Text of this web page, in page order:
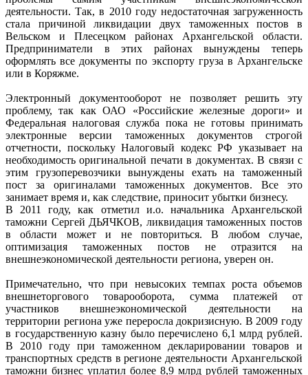
деятельности. Так, в 2010 году недостаточная загруженность
стала причиной ликвидации двух таможенных постов в
Вельском и Плесецком районах Архангельской области.
Предприниматели в этих районах вынуждены теперь
оформлять все документы по экспорту груза в Архангельске
или в Коряжме.
Электронный документооборот не позволяет решить эту
проблему, так как ОАО «Российские железные дороги» и
Федеральная налоговая служба пока не готовы принимать
электронные версии таможенных документов строгой
отчетности, поскольку Налоговый кодекс РФ указывает на
необходимость оригинальной печати в документах. В связи с
этим грузоперевозчики вынуждены ехать на таможенный
пост за оригиналами таможенных документов. Все это
занимает время и, как следствие, приносит убытки бизнесу.
В 2011 году, как отметил и.о. начальника Архангельской
таможни Сергей ДЬЯЧКОВ, ликвидация таможенных постов
в области может и не повториться. В любом случае,
оптимизация таможенных постов не отразится на
внешнеэкономической деятельности региона, уверен он.
Примечательно, что при невысоких темпах роста объемов
внешнеторгового товарооборота, сумма платежей от
участников внешнеэкономической деятельности на
территории региона уже переросла докризисную. В 2009 году
в государственную казну было перечислено 6,1 млрд рублей.
В 2010 году при таможенном декларировании товаров и
транспортных средств в регионе деятельности Архангельской
таможни бизнес уплатил более 8,9 млрд рублей таможенных